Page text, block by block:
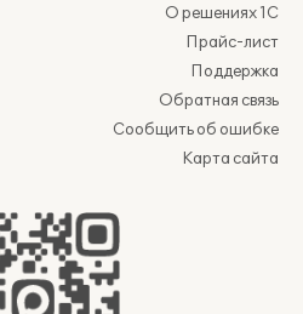
О решениях 1С
Прайс-лист
Поддержка
Обратная связь
Сообщить об ошибке
Карта сайта